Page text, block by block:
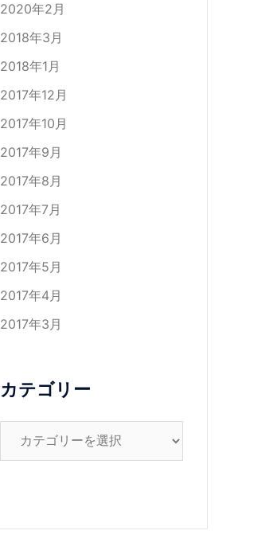
2020年2月
2018年3月
2018年1月
2017年12月
2017年10月
2017年9月
2017年8月
2017年7月
2017年6月
2017年5月
2017年4月
2017年3月
カテゴリー